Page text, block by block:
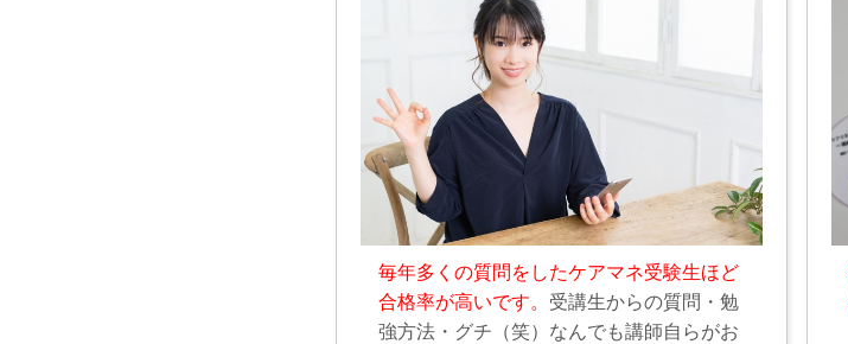
毎年多くの質問をしたケアマネ受験生ほど
合格率が高いです。 受講生からの質問・勉
強方法・グチ（笑）なんでも講師自らがお